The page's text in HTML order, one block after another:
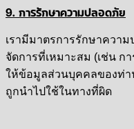
9. การรักษาความปลอดภัย
เรามีมาตรการรักษาควา
จัดการที่เหมาะสม (เช่น ก
ให้ข้อมูลส่วนบุคคลของท่า
ถูกนำไปใช้ในทางที่ผิด